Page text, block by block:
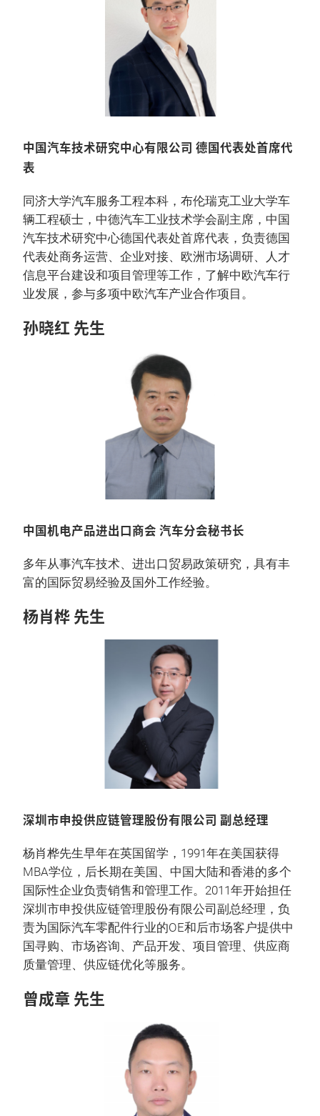
中国汽车技术研究中心有限公司 德国代表处首席代
表
同济大学汽车服务工程本科，布伦瑞克工业大学车
辆工程硕士，中德汽车工业技术学会副主席，中国
汽车技术研究中心德国代表处首席代表，负责德国
代表处商务运营、企业对接、欧洲市场调研、人才
信息平台建设和项目管理等工作，了解中欧汽车行
业发展，参与多项中欧汽车产业合作项目。
孙晓红 先生
中国机电产品进出口商会 汽车分会秘书长
多年从事汽车技术、进出口贸易政策研究，具有丰
富的国际贸易经验及国外工作经验。
杨肖桦 先生
深圳市申投供应链管理股份有限公司 副总经理
杨肖桦先生早年在英国留学，1991年在美国获得
MBA学位，后长期在美国、中国大陆和香港的多个
国际性企业负责销售和管理工作。2011年开始担任
深圳市申投供应链管理股份有限公司副总经理，负
责为国际汽车零配件行业的OE和后市场客户提供中
国寻购、市场咨询、产品开发、项目管理、供应商
质量管理、供应链优化等服务。
曾成章 先生